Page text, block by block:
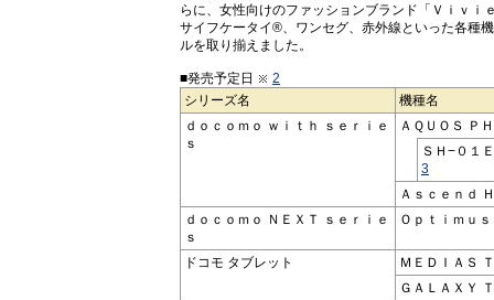
らに、女性向けのファッションブランド「Ｖｉｖ
サイフケータイ®、ワンセグ、赤外線といった各種
ルを取り揃えました。
■発売予定日
2
シリーズ名
機種名
ｄｏｃｏｍｏ ｗｉｔｈ ｓｅｒｉｅ
ｓ
ＡＱＵＯＳ Ｐ
ＳＨ−０１
3
Ａｓｃｅｎｄ
ｄｏｃｏｍｏ ＮＥＸＴ ｓｅｒｉｅ
ｓ
Ｏｐｔｉｍｕ
ドコモ タブレット
ＭＥＤＩＡＳ
ＧＡＬＡＸＹ